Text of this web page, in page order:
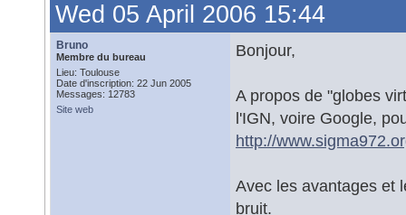
Wed 05 April 2006 15:44
Bruno
Membre du bureau
Lieu: Toulouse
Date d'inscription: 22 Jun 2005
Messages: 12783
Site web
Bonjour,
A propos de "globes
l'IGN, voire Google,
http://
Avec les avantages et
bruit.